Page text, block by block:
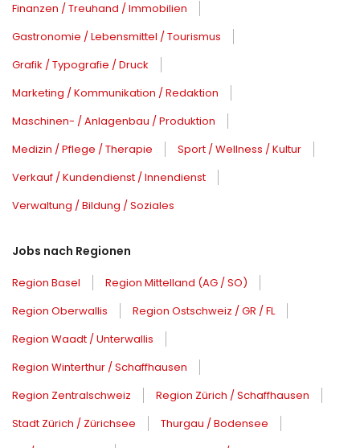
Finanzen / Treuhand / Immobilien
Gastronomie / Lebensmittel / Tourismus
Grafik / Typografie / Druck
Marketing / Kommunikation / Redaktion
Maschinen- / Anlagenbau / Produktion
Medizin / Pflege / Therapie
Sport / Wellness / Kultur
Verkauf / Kundendienst / Innendienst
Verwaltung / Bildung / Soziales
Jobs nach Regionen
Region Basel
Region Mittelland (AG / SO)
Region Oberwallis
Region Ostschweiz / GR / FL
Region Waadt / Unterwallis
Region Winterthur / Schaffhausen
Region Zentralschweiz
Region Zürich / Schaffhausen
Stadt Zürich / Zürichsee
Thurgau / Bodensee